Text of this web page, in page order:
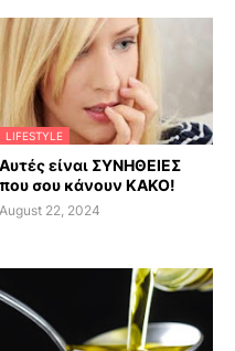
LIFESTYLE
Αυτές είναι ΣΥΝΗΘΕΙΕΣ
που σου κάνουν ΚΑΚΟ!
August 22, 2024